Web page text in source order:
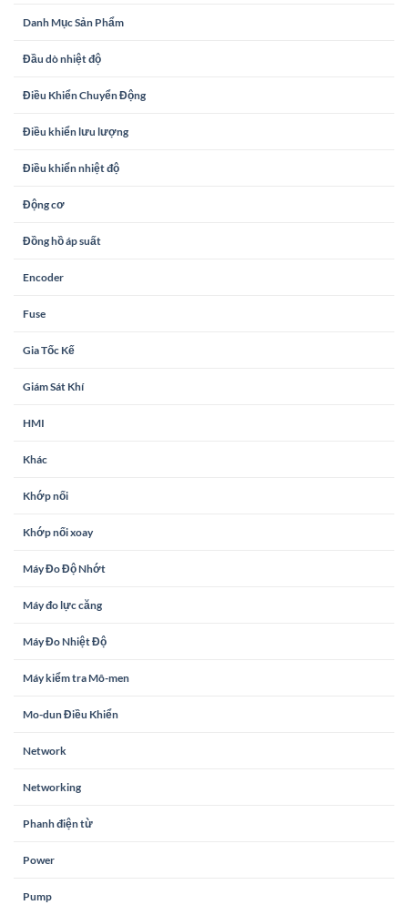
Danh Mục Sản Phẩm
Đầu dò nhiệt độ
Điều Khiển Chuyển Động
Điều khiển lưu lượng
Điều khiển nhiệt độ
Động cơ
Đồng hồ áp suất
Encoder
Fuse
Gia Tốc Kế
Giám Sát Khí
HMI
Khác
Khớp nối
Khớp nối xoay
Máy Đo Độ Nhớt
Máy đo lực căng
Máy Đo Nhiệt Độ
Máy kiểm tra Mô-men
Mo-dun Điều Khiển
Network
Networking
Phanh điện từ
Power
Pump